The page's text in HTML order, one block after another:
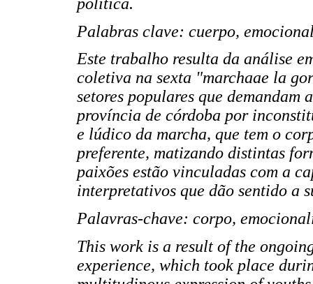
política.
Palabras clave: cuerpo,
Este trabalho resulta da análise
coletiva na sexta "marchaae la
setores populares que
província de córdoba por
e lúdico da marcha, que tem o
preferente, matizando distintas
paixões estão vinculadas com a
interpretativos que dão sentido a
Palavras-chave: corpo,
This work is a result of the
experience, which took place